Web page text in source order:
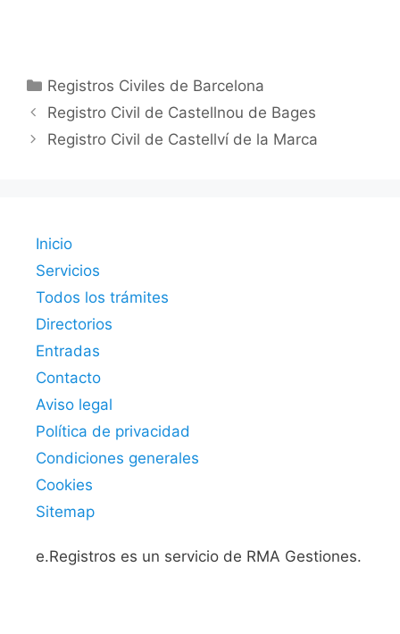
Categorías
Registros Civiles de Barcelona
Registro Civil de Castellnou de Bages
Registro Civil de Castellví de la Marca
Inicio
Servicios
Todos los trámites
Directorios
Entradas
Contacto
Aviso legal
Política de privacidad
Condiciones generales
Cookies
Sitemap
e.Registros es un servicio de RMA Gestiones.